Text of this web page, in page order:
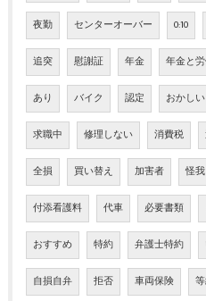
夜勤 センターオーバー 0:10
追突 慰謝証 年金 年金と
あり バイク 認定 おかしい
求職中 修理しない 消費税
全損 買い替え 加害者 怪我
付添看護料 代車 必要書類
おすすめ 特約 弁護士特約
自損自弁 拒否 車両保険